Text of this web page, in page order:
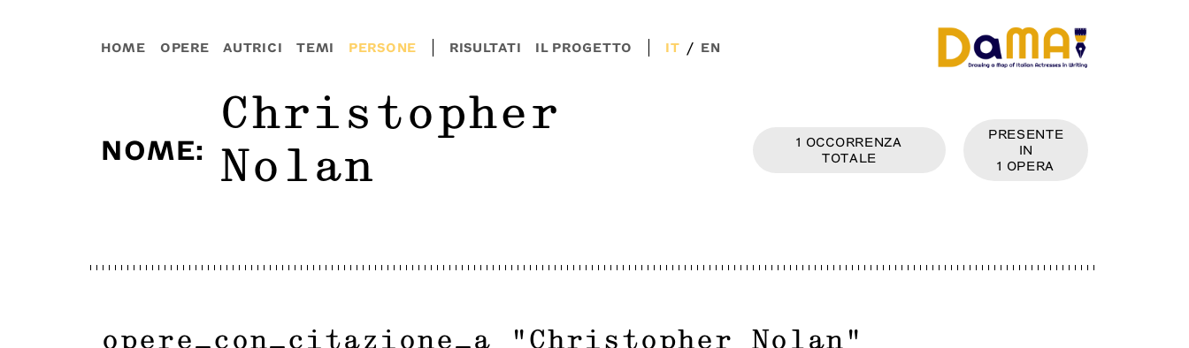
HOME OPERE AUTRICI TEMI PERSONE RISULTATI IL PROGETTO IT / EN
NOME:
Christopher
Nolan
1 OCCORRENZA
TOTALE
PRESENTE
IN
1 OPERA
opere_con_citazione_a " Christopher Nolan "